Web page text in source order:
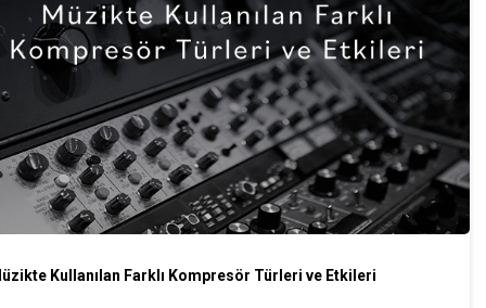
Kullanılan Farklı Kompresör Türleri ve Etkileri